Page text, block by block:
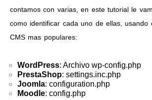
contamos con varias, en este tutorial le
como identificar cada uno de ellas, usando
CMS mas populares:
WordPress: Archivo wp-config.php
PrestaShop: settings.inc.php
Joomla: configuration.php
Moodle: config.php